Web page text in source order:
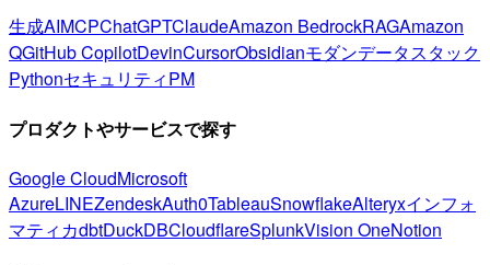
生成AIMCPChatGPTClaudeAmazon BedrockRAGAmazon
QGitHub CopilotDevinCursorObsidianモダンデータスタック
PythonセキュリティPM
プロダクトやサービスで探す
Google CloudMicrosoft
AzureLINEZendeskAuth0TableauSnowflakeAlteryxインフォ
マティカdbtDuckDBCloudflareSplunkVision OneNotion